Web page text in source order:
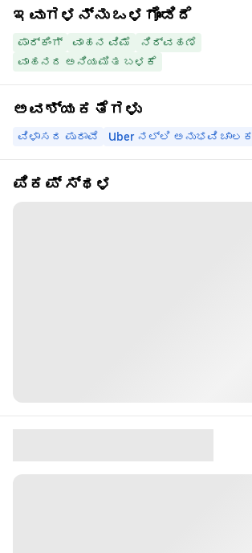
ಇವುಗಳನ್ನು ಒಳಗೊಂಡಿದೆ
ಪಾರ್ಕಿಂಗ್ ವಾಹನ ವಿಮೆ
ನಿರ್ವಹಣೆ
ವಾಹನದ ಅನಿಯಮಿತ ಬಳಕೆ
ಅವಶ್ಯಕತೆಗಳು
ವಿಳಾಸದ ಪುರಾವೆ Uber ನಲ್ಲಿ ಅನುಭವಿ ಚಾಲಕ
ಪಿಕಪ್ ಸ್ಥಳ